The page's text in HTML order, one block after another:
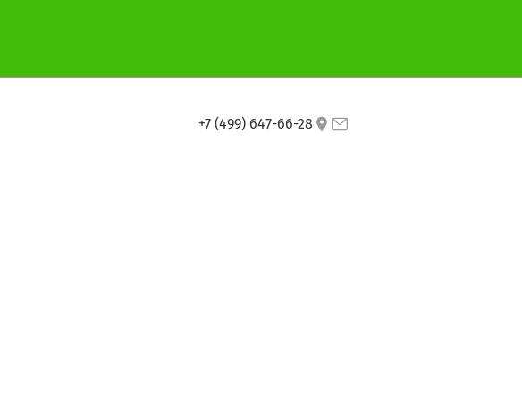
+7 (499) 647-66-28